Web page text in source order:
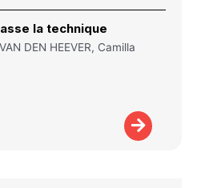
la technique
DEN HEEVER, Camilla